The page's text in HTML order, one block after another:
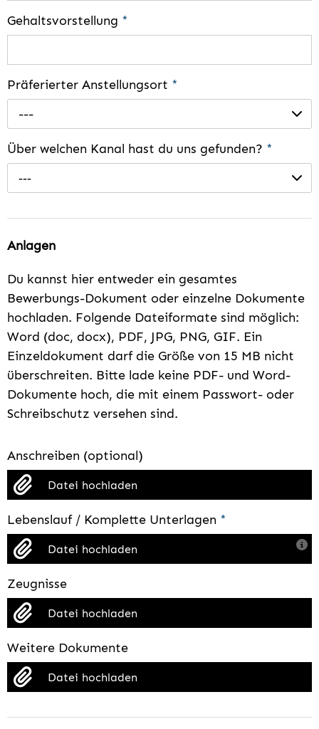
Gehaltsvorstellung *
Präferierter Anstellungsort *
---
Über welchen Kanal hast du uns gefunden? *
---
Anlagen
Du kannst hier entweder ein gesamtes
Bewerbungs-Dokument oder einzelne Dokumente
hochladen. Folgende Dateiformate sind möglich:
Word (doc, docx), PDF, JPG, PNG, GIF. Ein
Einzeldokument darf die Größe von 15 MB nicht
überschreiten. Bitte lade keine PDF- und Word-
Dokumente hoch, die mit einem Passwort- oder
Schreibschutz versehen sind.
Anschreiben (optional)
Datei hochladen
Lebenslauf / Komplette Unterlagen *
Datei hochladen
Zeugnisse
Datei hochladen
Weitere Dokumente
Datei hochladen